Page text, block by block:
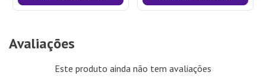
Avaliações
Este produto ainda não tem avaliações